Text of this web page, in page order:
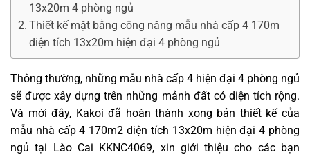
13x20m 4 phòng ngủ
Thiết kế mặt bằng công năng mẫu nhà cấp 4 170m
diện tích 13x20m hiện đại 4 phòng ngủ
Thông thường, những mẫu nhà cấp 4 hiện đại 4 phòng ngủ
sẽ được xây dựng trên những mảnh đất có diện tích rộng.
Và mới đây, Kakoi đã hoàn thành xong bản thiết kế của
mẫu nhà cấp 4 170m2 diện tích 13x20m hiện đại 4 phòng
ngủ tại Lào Cai KKNC4069, xin giới thiệu cho các bạn